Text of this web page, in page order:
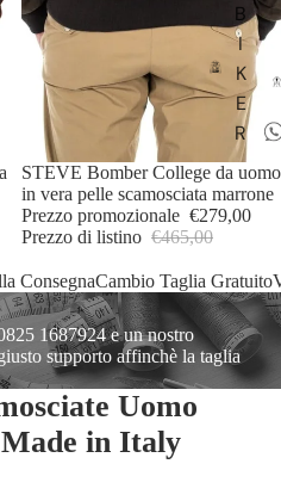
B
I
K
E
R
IN OFFERTA
STEVE Bomber College da uomo
in vera pelle scamosciata marrone
Prezzo promozionale €279,00
Prezzo di listino €465,00
ConsegnaCambio Taglia Gratuito
1687924 e un nostro
supporto affinchè la taglia
Uomo
in Italy